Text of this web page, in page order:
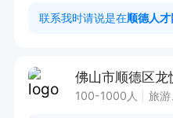
1. 初中以上学历，有酒
工作时间
联系我时请说是在顺德人才
佛山市顺德区龙
100-1000人 旅游